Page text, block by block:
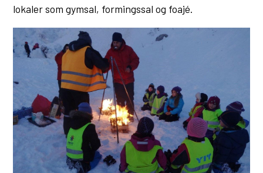
lokaler som gymsal, formingssal og foajé.